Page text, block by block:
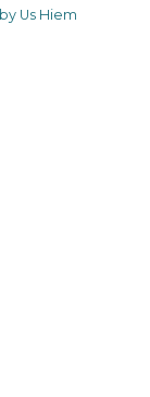
Us Hiem